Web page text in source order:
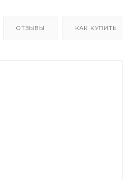
ОТЗЫВЫ КАК КУПИТЬ